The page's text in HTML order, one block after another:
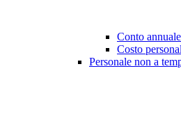
Conto
Costo
Personale non a